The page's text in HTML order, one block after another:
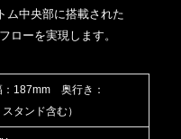
ム中央部に搭載された
ローを実現します。
187mm 奥行き：
タンド含む）